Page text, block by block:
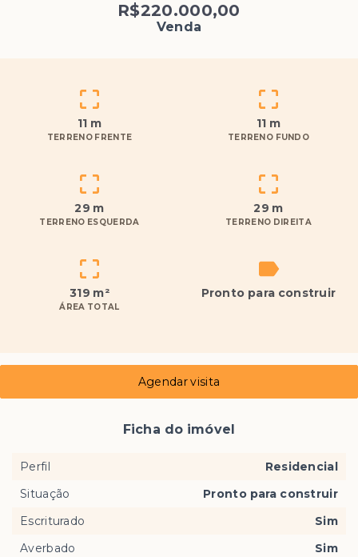
R$220.000,00
Venda
11 m
TERRENO FRENTE
11 m
TERRENO FUNDO
29 m
TERRENO ESQUERDA
29 m
TERRENO DIREITA
319 m²
ÁREA TOTAL
Pronto para construir
Agendar visita
Ficha do imóvel
Perfil
Residencial
Situação
Pronto para construir
Escriturado
Sim
Averbado
Sim